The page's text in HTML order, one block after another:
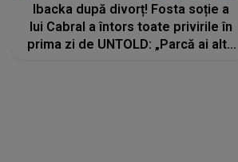
Ibacka după divorț! Fosta soție a
lui Cabral a întors toate privirile în
prima zi de UNTOLD: „Parcă ai altă